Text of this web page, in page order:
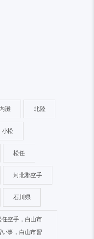
内灘 北陸
小松
松任
河北郡空手
石川県
空手，白山市
事，白山市習